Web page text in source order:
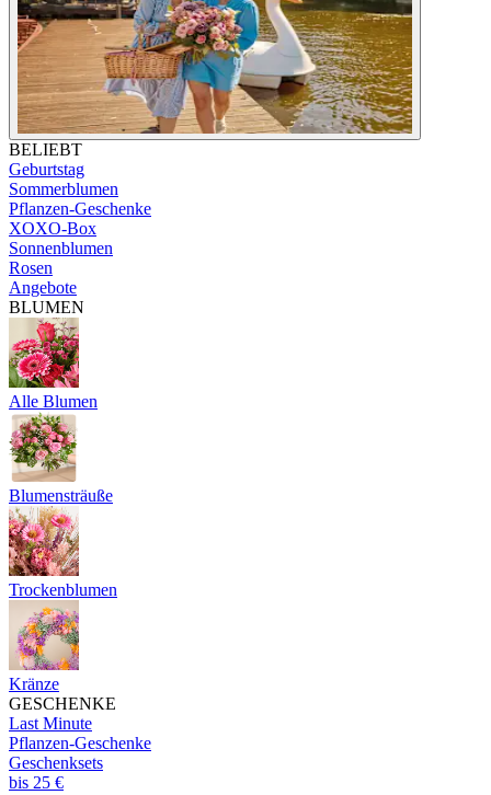
BELIEBT
Geburtstag
Sommerblumen
Pflanzen-Geschenke
XOXO-Box
Sonnenblumen
Rosen
Angebote
BLUMEN
Alle Blumen
Blumensträuße
Trockenblumen
Kränze
GESCHENKE
Last Minute
Pflanzen-Geschenke
Geschenksets
bis 25 €